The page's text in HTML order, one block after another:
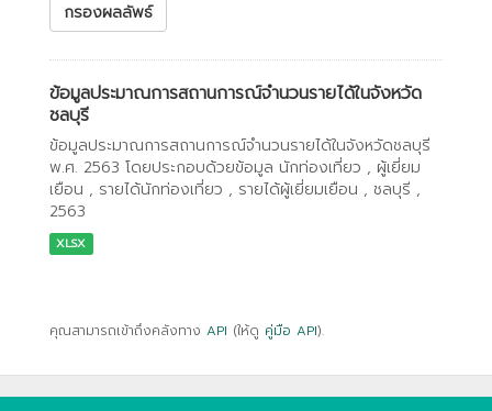
กรองผลลัพธ์
ข้อมูลประมาณการสถานการณ์จำนวนรายได้ในจังหวัด
ชลบุรี
ข้อมูลประมาณการสถานการณ์จำนวนรายได้ในจังหวัดชลบุรี
พ.ศ. 2563 โดยประกอบด้วยข้อมูล นักท่องเที่ยว , ผู้เยี่ยม
เยือน , รายได้นักท่องเที่ยว , รายได้ผู้เยี่ยมเยือน , ชลบุรี ,
2563
XLSX
คุณสามารถเข้าถึงคลังทาง API (ให้ดู คู่มือ API).